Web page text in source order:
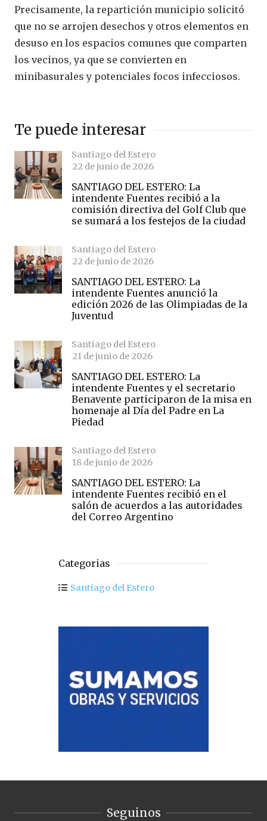
Precisamente, la repartición municipio solicitó
que no se arrojen desechos y otros elementos en
desuso en los espacios comunes que comparten
los vecinos, ya que se convierten en
minibasurales y potenciales focos infecciosos.
Te puede interesar
Santiago del Estero
22 de junio de 2026
SANTIAGO DEL ESTERO: La
intendente Fuentes recibió a la
comisión directiva del Golf Club que
se sumará a los festejos de la ciudad
Santiago del Estero
22 de junio de 2026
SANTIAGO DEL ESTERO: La
intendente Fuentes anunció la
edición 2026 de las Olimpiadas de la
Juventud
Santiago del Estero
21 de junio de 2026
SANTIAGO DEL ESTERO: La
intendente Fuentes y el secretario
Benavente participaron de la misa en
homenaje al Día del Padre en La
Piedad
Santiago del Estero
18 de junio de 2026
SANTIAGO DEL ESTERO: La
intendente Fuentes recibió en el
salón de acuerdos a las autoridades
del Correo Argentino
Categorias
Santiago del Estero
Seguinos